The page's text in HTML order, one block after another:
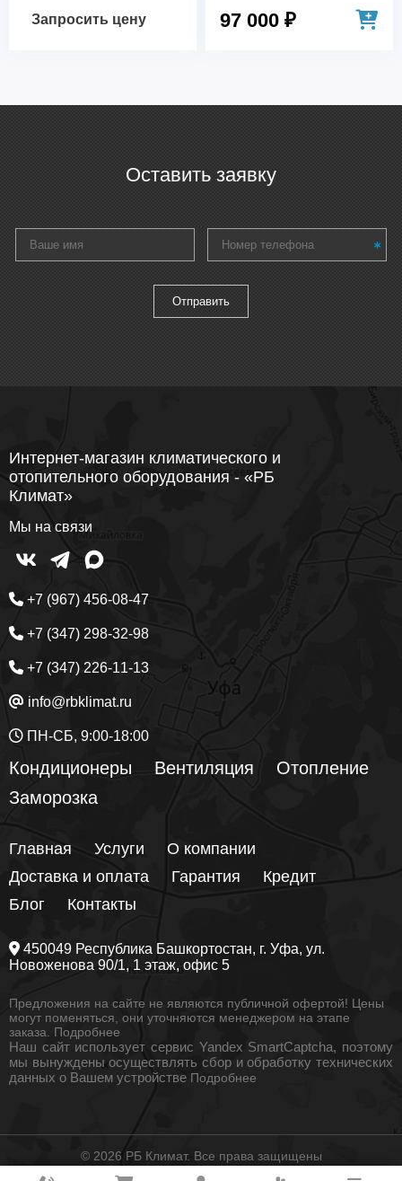
Запросить цену 97 000 ₽
Оставить заявку
Интернет-магазин климатического и
отопительного оборудования - «РБ
Климат»
Мы на связи
+7 (967) 456-08-47
+7 (347) 298-32-98
+7 (347) 226-11-13
info@rbklimat.ru
ПН-СБ, 9:00-18:00
Кондиционеры Вентиляция
Отопление
Заморозка
Главная Услуги
О компании
Доставка и оплата
Гарантия
Кредит
Блог
Контакты
450049 Республика Башкортостан, г. Уфа, ул.
Новоженова 90/1, 1 этаж, офис 5
Предложения на сайте не являются публичной офертой! Цены
могут поменяться, они уточняются менеджером на этапе
заказа. Подробнее
Наш сайт использует сервис Yandex SmartCaptcha, поэтому
мы вынуждены осуществлять сбор и обработку технических
данных о Вашем устройстве Подробнее
© 2026 РБ Климат. Все права защищены